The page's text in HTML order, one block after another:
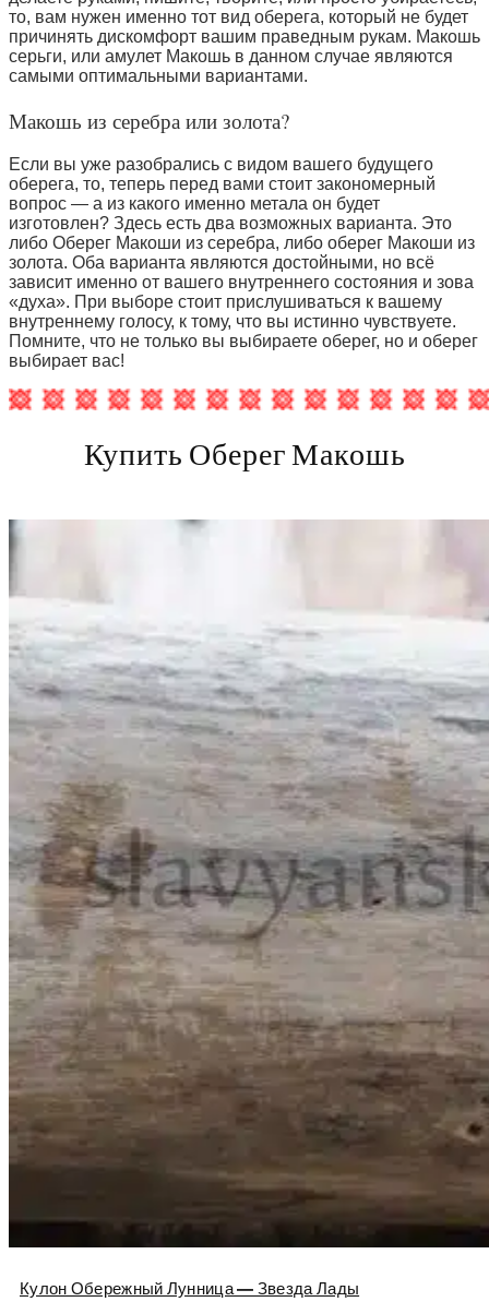
то, вам нужен именно тот вид оберега, который не будет
причинять дискомфорт вашим праведным рукам. Макошь
серьги, или амулет Макошь в данном случае являются
самыми оптимальными вариантами.
Макошь из серебра или золота?
Если вы уже разобрались с видом вашего будущего
оберега, то, теперь перед вами стоит закономерный
вопрос — а из какого именно метала он будет
изготовлен? Здесь есть два возможных варианта. Это
либо Оберег Макоши из серебра, либо оберег Макоши из
золота. Оба варианта являются достойными, но всё
зависит именно от вашего внутреннего состояния и зова
«духа». При выборе стоит прислушиваться к вашему
внутреннему голосу, к тому, что вы истинно чувствуете.
Помните, что не только вы выбираете оберег, но и оберег
выбирает вас!
Купить Оберег Макошь
Кулон Обережный Лунница — Звезда Лады